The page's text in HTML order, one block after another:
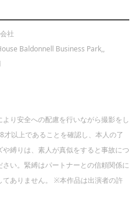
社
Baldonnell Business Park,,
り安全への配慮を行いながら撮影をし
以上であることを確認し、本人の了
縛りは、素人が真似をすると事故につ
い。緊縛はパートナーとの信頼関係に
ありません。 ※本作品は出演者の許